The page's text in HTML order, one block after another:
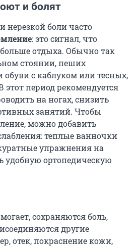
и болят
боли часто
: это сигнал, что
отдыха. Обычно так
стоянии, пеших
с каблуком или тесных,
этот период рекомендуется
на ногах, снизить
занятий. Чтобы
можно добавить
теплые ванночки
упражнения на
удобную ортопедическую
сохраняются боль,
другие
отек, покраснение кожи,